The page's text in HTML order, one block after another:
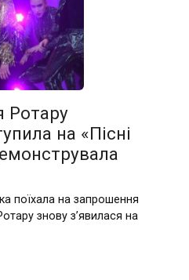
Ротару
на «Пісні
поїхала на запрошення
знову з’явилася на